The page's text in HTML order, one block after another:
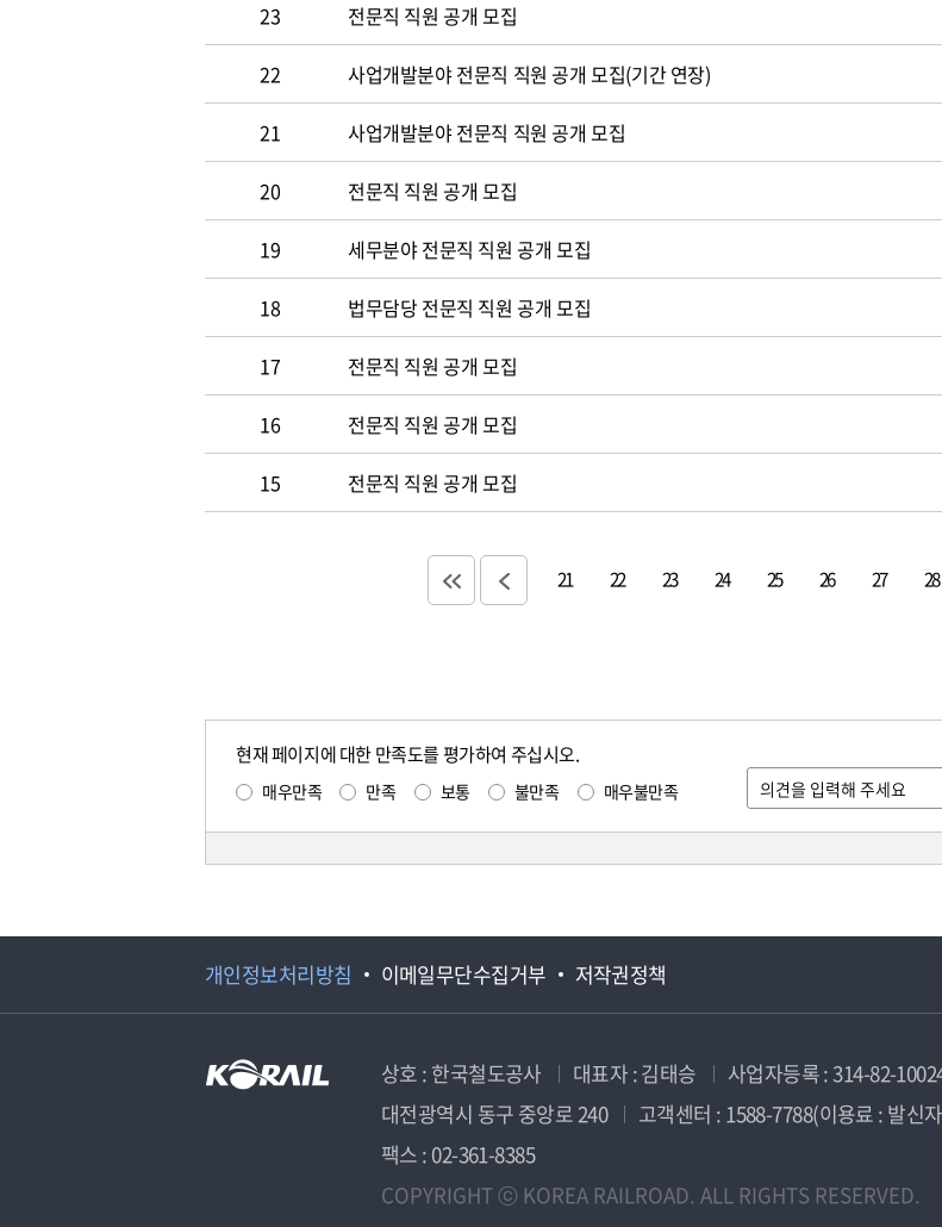
23 전문직 직원 공개 모집
22 사업개발분야 전문직 직원 공개 모집(기간 연장)
21 사업개발분야 전문직 직원 공개 모집
20 전문직 직원 공개 모집
19 세무분야 전문직 직원 공개 모집
18 법무담당 전문직 직원 공개 모집
17 전문직 직원 공개 모집
16 전문직 직원 공개 모집
15 전문직 직원 공개 모집
21 22 23 24 25 26 27 28
현재 페이지에 대한 만족도를 평가하여 주십시오.
매우만족 만족 보통 불만족 매우불만족
개인정보처리방침 이메일무단수집거부 저작권정책
상호 : 한국철도공사 대표자 : 김태승 사업자등록 : 314-82-
대전광역시 동구 중앙로 240
고객센터 : 1588-7788(이용료 : 발신
팩스 : 02-361-8385
COPYRIGHT ⓒ KOREA RAILROAD. ALL RIGHTS RESERVED.